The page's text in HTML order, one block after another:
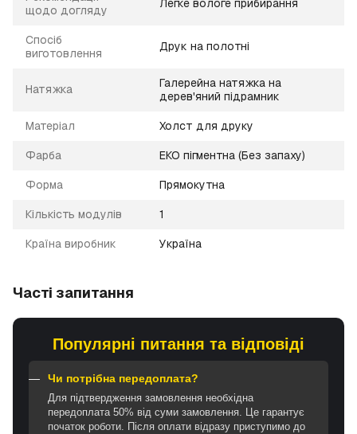
щодо догляду
Легке вологе прибирання
Спосіб
виготовлення
Друк на полотні
Натяжка
Галерейна натяжка на
дерев'яний підрамник
Матеріал Холст для друку
Фарба ЕКО пігментна (Без запаху)
Форма Прямокутна
Кількість модулів 1
Країна виробник Україна
Часті запитання
Популярні питання та відповіді
Чи потрібна передоплата?
Для підтвердження замовлення необхідна
передоплата 50% від суми замовлення. Це гарантує
початок роботи. Після оплати відразу приступимо до